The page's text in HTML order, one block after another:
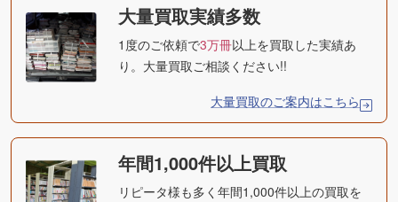
大量買取実績多数
1度のご依頼で3万冊以上を買取した実績あ
り。大量買取ご相談ください!!
大量買取のご案内はこちら
年間1,000件以上買取
リピータ様も多く年間1,000件以上の買取を